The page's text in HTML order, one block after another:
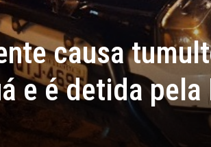
causa
e é detida pela